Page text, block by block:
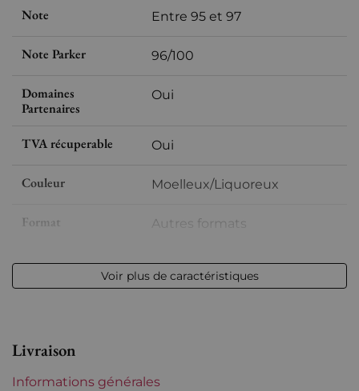
Note Entre 95 et 97
Note Parker 96/100
Domaines
Partenaires
Oui
TVA récuperable Oui
Couleur Moelleux/Liquoreux
Format Autres formats
Millésime 2018
Niveau Parfait
Voir plus de caractéristiques
Livraison
Informations générales